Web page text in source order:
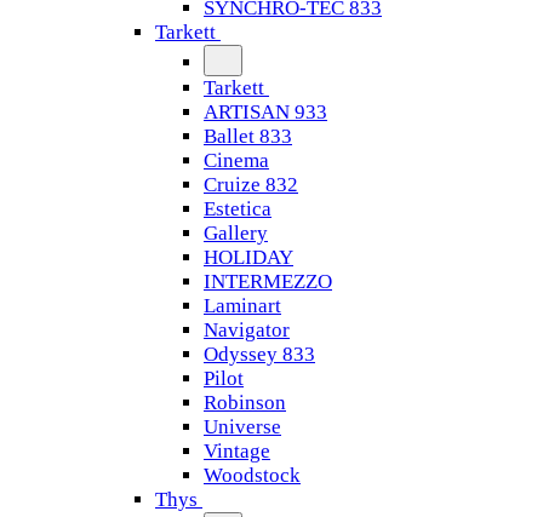
SYNCHRO-TEC 833
Tarkett
Tarkett
ARTISAN 933
Ballet 833
Cinema
Cruize 832
Estetica
Gallery
HOLIDAY
INTERMEZZO
Laminart
Navigator
Odyssey 833
Pilot
Robinson
Universe
Vintage
Woodstock
Thys